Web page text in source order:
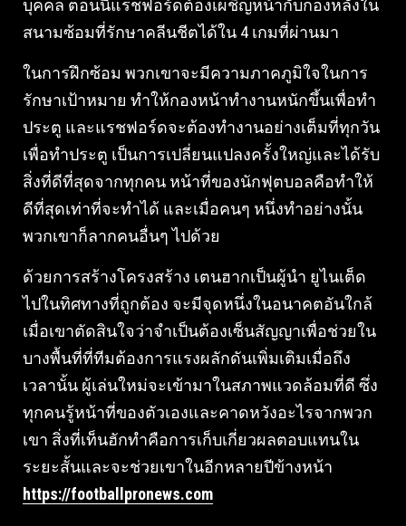
บุคคล ตอนนี้แรชฟอร์ดต้องเผชิญหน้ากับกองหลังใน
สนามซ้อมที่รักษาคลีนชีตได้ใน 4 เกมที่ผ่านมา
ในการฝึกซ้อม พวกเขาจะมีความภาคภูมิใจในการ
รักษาเป้าหมาย ทำให้กองหน้าทำงานหนักขึ้นเพื่อทำ
ประตู และแรชฟอร์ดจะต้องทำงานอย่างเต็มที่ทุกวัน
เพื่อทำประตู เป็นการเปลี่ยนแปลงครั้งใหญ่และได้รับ
สิ่งที่ดีที่สุดจากทุกคน หน้าที่ของนักฟุตบอลคือทำให้
ดีที่สุดเท่าที่จะทำได้ และเมื่อคนๆ หนึ่งทำอย่างนั้น
พวกเขาก็ลากคนอื่นๆ ไปด้วย
ด้วยการสร้างโครงสร้าง เตนฮากเป็นผู้นำ ยูไนเต็ด
ไปในทิศทางที่ถูกต้อง จะมีจุดหนึ่งในอนาคตอันใกล้
เมื่อเขาตัดสินใจว่าจำเป็นต้องเซ็นสัญญาเพื่อช่วยใน
บางพื้นที่ที่ทีมต้องการแรงผลักดันเพิ่มเติมเมื่อถึง
เวลานั้น ผู้เล่นใหม่จะเข้ามาในสภาพแวดล้อมที่ดี ซึ่ง
ทุกคนรู้หน้าที่ของตัวเองและคาดหวังอะไรจากพวก
เขา สิ่งที่เท็นฮักทำคือการเก็บเกี่ยวผลตอบแทนใน
ระยะสั้นและจะช่วยเขาในอีกหลายปีข้างหน้า
https://footballpronews.com